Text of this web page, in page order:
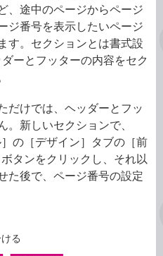
、途中のページからページ
ジ番号を表示したいページ
す。セクションとは書式設
ーとフッターの内容をセク
だけでは、ヘッダーとフッ
。新しいセクションで、
の［デザイン］タブの［前
タンをクリックし、それ以
た後で、ページ番号の設定
る